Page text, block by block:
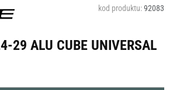
kod produktu:92083
29 ALU CUBE UNIVERSAL